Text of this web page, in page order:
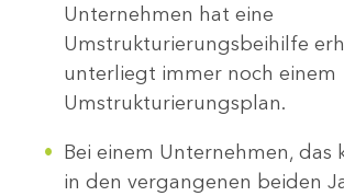
Unternehmen hat eine
Umstrukturierungsbeihilfe
unterliegt immer noch einem
Umstrukturierungsplan.
Bei einem Unternehmen, das
in den vergangenen beiden